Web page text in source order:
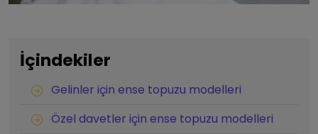
İçindekiler
Gelinler için ense topuzu modelleri
Özel davetler için ense topuzu modelleri